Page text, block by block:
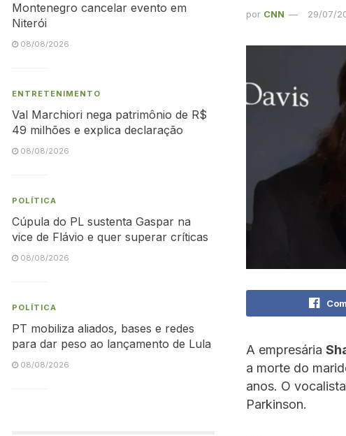
por CNN 29/07/
A empresária
a morte do
anos. O
Parkinson.
Montenegro cancelar evento em
Niterói
08/08/2026
ENTRETENIMENTO
Val Marchiori nega patrimônio de R$
49 milhões e explica declaração
08/08/2026
POLÍTICA
Cúpula do PL sustenta Gaspar na
vice de Flávio e quer superar críticas
08/08/2026
POLÍTICA
PT mobiliza aliados, bases e redes
para dar peso ao lançamento de Lula
08/08/2026